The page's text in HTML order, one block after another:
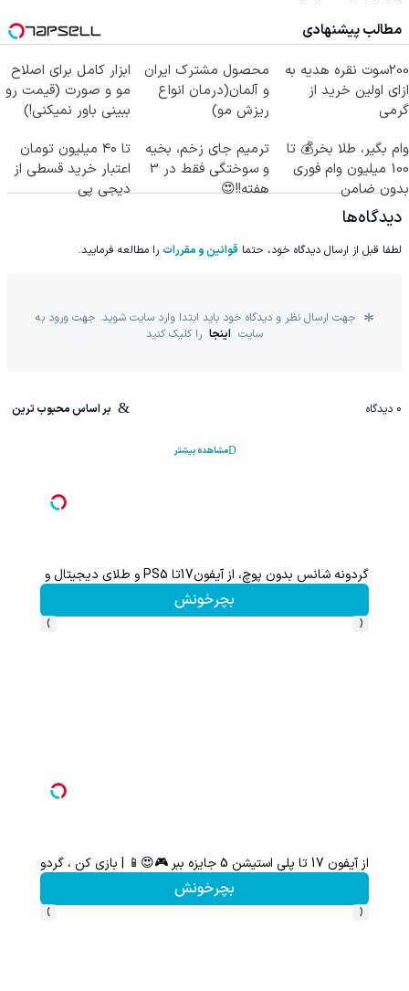
مطالب پیشنهادی
200سوت نقره هدیه به
ازای اولین خرید از
گرمی
محصول مشترک ایران
و آلمان(درمان انواع
ریزش مو)
ابزار کامل برای اصلاح
مو و صورت (قیمت رو
ببینی باور نمیکنی!)
وام بگیر، طلا بخر💰 تا
100 میلیون وام فوری
بدون ضامن
ترمیم جای زخم، بخیه
و سوختگی فقط در 3
هفته!!😍
تا ۴۰ میلیون تومان
اعتبار خرید قسطی از
دیجی پی
دیدگاه‌ها
لطفا قبل از ارسال دیدگاه خود، حتما قوانین و مقررات را مطالعه فرمایید.
جهت ارسال نظر و دیدگاه خود باید ابتدا وارد سایت شوید. جهت ورود به
سایت اینجا را کلیک کنید
0 دیدگاه بر اساس محبوب ترین
مشاهده بیشتر
گردونه شانس بدون پوچ، از آیفون17تا PS5 و طلای دیجیتال و دلار🔥
بچرخونش
‹
›
از آیفون 17 تا پلی استیشن 5 جایزه ببر 🎮😍📱 | بازی کن ، گردونه بچرخون
بچرخونش
‹
›